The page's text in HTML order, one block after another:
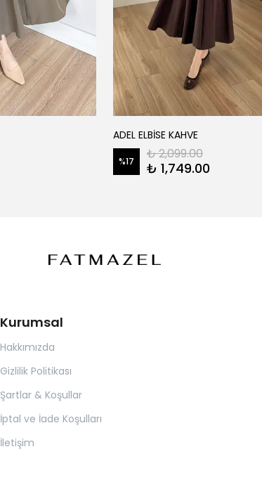
ADEL ELBİSE KAHVE
%17 ₺ 2,099.00
₺ 1,749.00
Kurumsal
Hakkımızda
Gizlilik Politikası
Şartlar & Koşullar
İptal ve İade Koşulları
İletişim